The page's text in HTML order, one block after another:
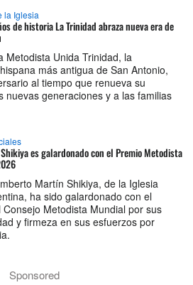
la Iglesia
de historia La Trinidad abraza nueva era de
Metodista Unida Trinidad, la
más antigua de San Antonio,
al tiempo que renueva su
nuevas generaciones y a las familias
es galardonado con el Premio Metodista
Martín Shikiya, de la Iglesia
ha sido galardonado con el
Metodista Mundial por sus
y firmeza en sus esfuerzos por
Sponsored